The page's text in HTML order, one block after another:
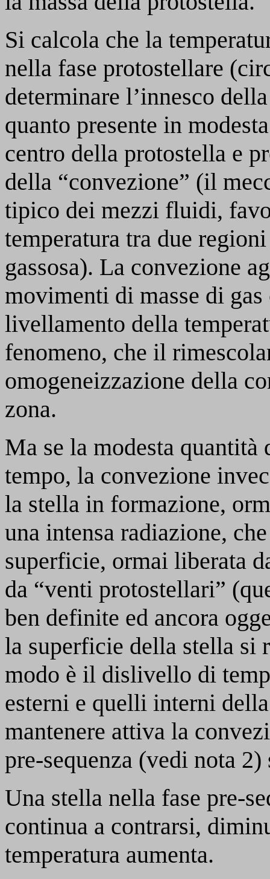
Si calcola che la
nella fase protostellare
determinare l’innesco
quanto presente in
centro della protostella e
della “convezione” (il
tipico dei mezzi fluidi,
temperatura tra due
gassosa). La convezione
movimenti di masse di
livellamento della
fenomeno, che il
omogeneizzazione della
zona.
Ma se la modesta
tempo, la convezione
la stella in formazione,
una intensa radiazione,
superficie, ormai liberata
da “venti protostellari”
ben definite ed ancora
la superficie della stella si
modo è il dislivello di
esterni e quelli interni
mantenere attiva la
pre-sequenza (vedi nota
Una stella nella fase pre-
continua a contrarsi,
temperatura aumenta.